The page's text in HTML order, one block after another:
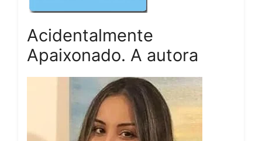
Acidentalmente
Apaixonado. A autora